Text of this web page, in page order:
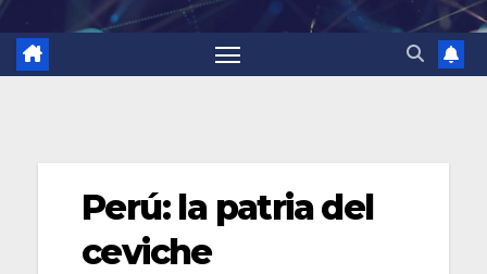
Perú: la patria del
ceviche